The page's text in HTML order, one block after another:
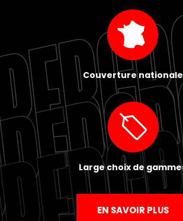
Couverture nationale
Large choix de
EN SAVOIR PLUS